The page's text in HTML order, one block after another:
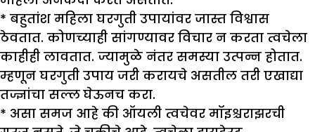
* बहुतांश महिला घरगुती उपायांवर जास्त विश्वास
ठेवतात. कोणच्याही सांगण्यावर विचार न करता त्वचेला
काहीही लावतात. ज्यामुळे नंतर समस्या उत्पन्न होतात.
म्हणून घरगुती उपाय जरी करायचे असतील तरी एखाद्या
तज्ज्ञांचा सल्ल घेऊनच करा.
* असा समज आहे की ऑयली त्वचेवर मॉइश्चराझरची